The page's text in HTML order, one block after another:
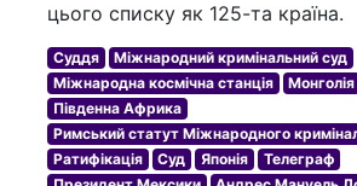
цього списку як 125-та країна.
Суддя
Міжнародний кримінальний суд
Міжнародна космічна станція
Монголія
Південна Африка
Римський статут Міжнародного
Ратифікація
Суд Японія
Телеграф